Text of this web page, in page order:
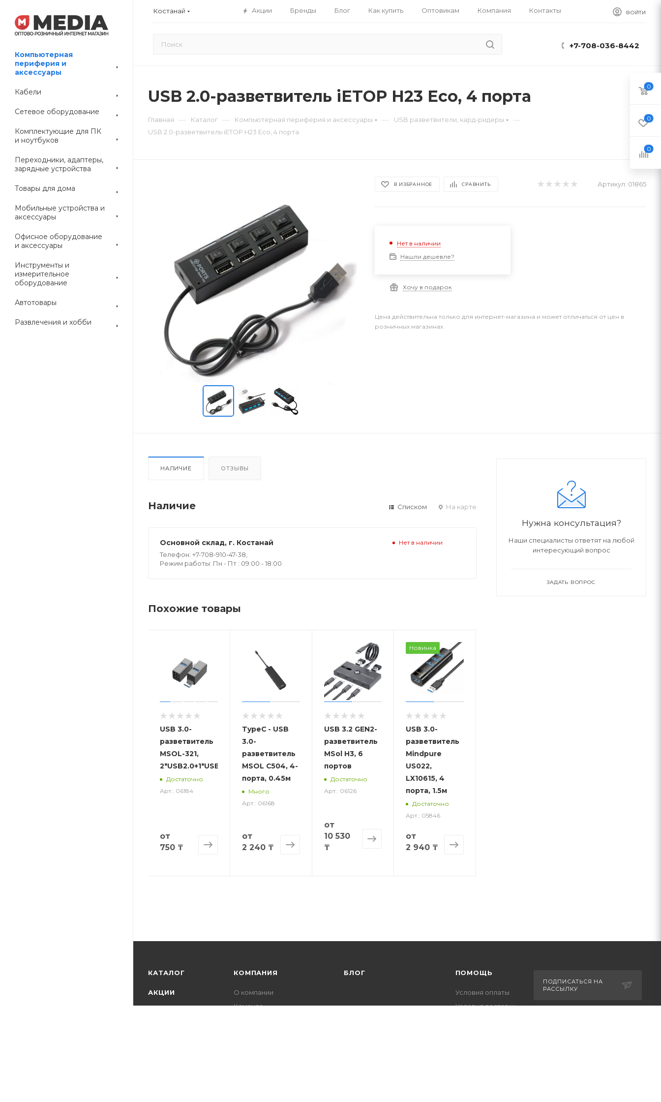
Костанай Акции Бренды Блог Как купить Оптовикам Компания Контакты ВОЙТИ
+7-708-036-8442
Компьютерная
периферия и
аксессуары
Кабели
Сетевое оборудование
Комплектующие для ПК
и ноутбуков
Переходники, адаптеры,
зарядные устройства
Товары для дома
Мобильные устройства и
аксессуары
Офисное оборудование
и аксессуары
Инструменты и
измерительное
оборудование
Автотовары
Развлечения и хобби
USB 2.0-разветвитель iETOP H23 Eco, 4 порта
Главная — Каталог — Компьютерная периферия и аксессуары — USB разветвители, кард-ридеры —
USB 2.0-разветвитель iETOP H23 Eco, 4 порта
В ИЗБРАННОЕ СРАВНИТЬ Артикул: 01865
Нет в наличии
Нашли дешевле?
Хочу в подарок
Цена действительна только для интернет-магазина и может отличаться от цен в
розничных магазинах
НАЛИЧИЕ ОТЗЫВЫ
Наличие Списком На карте
Основной склад, г. Костанай
Телефон: +7-708-910-47-38,
Режим работы: Пн - Пт : 09:00 - 18:00
Нет в наличии
Похожие товары
USB 3.0-
разветвитель
MSOL-321,
2*USB2.0+1*USB3.0
Достаточно
Арт.: 06184
от
750 ₸
TypeC - USB
3.0-
разветвитель
MSOL C504, 4-
порта, 0.45м
Много
Арт.: 06168
от
2 240 ₸
USB 3.2 GEN2-
разветвитель
MSol H3, 6
портов
Достаточно
Арт.: 06126
от
10 530
₸
Новинка
USB 3.0-
разветвитель
Mindpure
US022,
LX10615, 4
порта, 1.5м
Достаточно
Арт.: 05846
от
2 940 ₸
Нужна консультация?
Наши специалисты ответят на любой
интересующий вопрос
ЗАДАТЬ ВОПРОС
КАТАЛОГ
АКЦИИ
КОМПАНИЯ
О компании
Команда
БЛОГ ПОМОЩЬ
Условия оплаты
Условия доставки
ПОДПИСАТЬСЯ НА
РАССЫЛКУ
0
0
0